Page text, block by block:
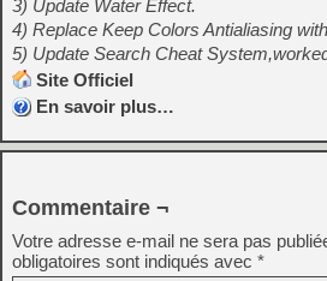
3) Update Water Effect.
4) Replace Keep Colors Antialiasing
5) Update Search Cheat
Site Officiel
En savoir plus…
Commentaire ¬
Votre adresse e-mail ne sera pas
obligatoires sont indiqués avec *